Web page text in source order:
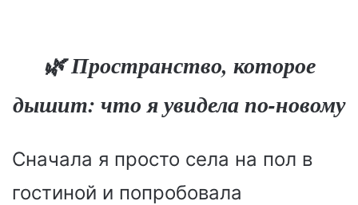
🌿 Пространство, которое
дышит: что я увидела по-новому
Сначала я просто села на пол в
гостиной и попробовала